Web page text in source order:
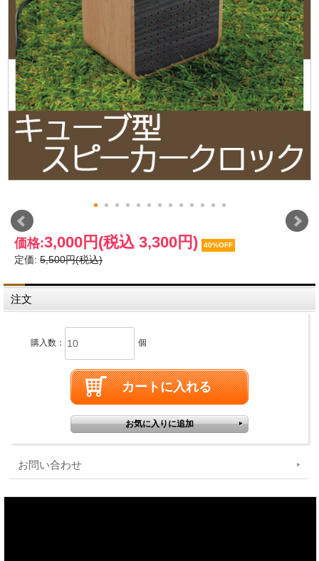
価格:3,000円 (税込 3,300円) 40%OFF
定価: 5,500円(税込)
注文
購入数： 個
お問い合わせ